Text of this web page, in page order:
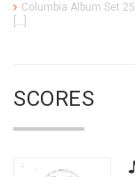
Columbia Album Set
[...]
SCORES